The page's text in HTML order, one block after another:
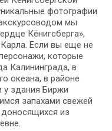
фотографии
мы
Кёнигсберга»,
Если вы еще не
которые
Калининграда, в
океана, в районе
у здания Биржи
запахами свежей
доносящихся из